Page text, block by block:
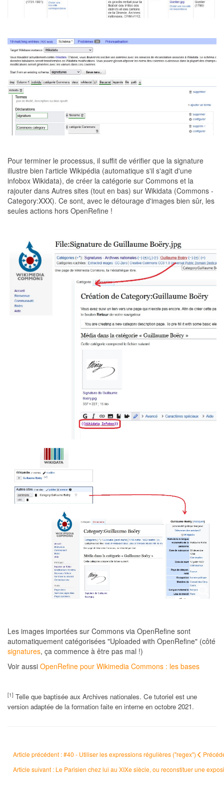
Pour terminer le processus, il suffit de vérifier que la signature
illustre bien l'article Wikipédia (automatique s'il s'agit d'une
infobox Wikidata), de créer la catégorie sur Commons et la
rajouter dans Autres sites (tout en bas) sur Wikidata (Commons -
Category:XXX). Ce sont, avec le détourage d'images bien sûr, les
seules actions hors OpenRefine !
Les images importées sur Commons via OpenRefine sont
automatiquement catégorisées "Uploaded with OpenRefine" (côté
signatures, ça commence à être pas mal !)
Voir aussi OpenRefine pour Wikimedia Commons : les bases
[1] Telle que baptisée aux Archives nationales. Ce tutoriel est une
version adaptée de la formation faite en interne en octobre 2021.
Article précédent : #40 - Utiliser les expressions régulières ("regex")
Article suivant : Le Parisien chez lui au XIXe siècle, ou reconstituer une